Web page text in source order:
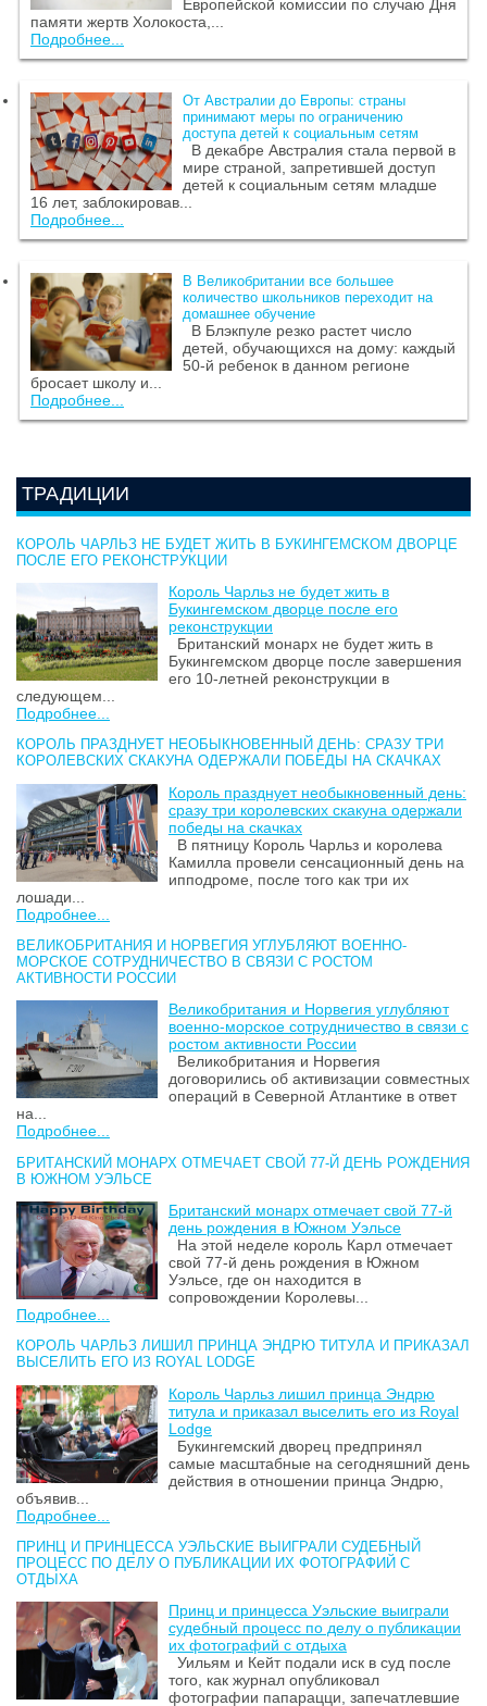
Европейской комиссии по случаю Дня
памяти жертв Холокоста,...
Подробнее...
От Австралии до Европы: страны
принимают меры по ограничению
доступа детей к социальным сетям
В декабре Австралия стала первой в
мире страной, запретившей доступ
детей к социальным сетям младше
16 лет, заблокировав...
Подробнее...
В Великобритании все большее
количество школьников переходит на
домашнее обучение
В Блэкпуле резко растет число
детей, обучающихся на дому: каждый
50-й ребенок в данном регионе
бросает школу и...
Подробнее...
ТРАДИЦИИ
КОРОЛЬ ЧАРЛЬЗ НЕ БУДЕТ ЖИТЬ В БУКИНГЕМСКОМ ДВОРЦЕ
ПОСЛЕ ЕГО РЕКОНСТРУКЦИИ
Король Чарльз не будет жить в
Букингемском дворце после его
реконструкции
Британский монарх не будет жить в
Букингемском дворце после завершения
его 10-летней реконструкции в
следующем...
Подробнее...
КОРОЛЬ ПРАЗДНУЕТ НЕОБЫКНОВЕННЫЙ ДЕНЬ: СРАЗУ ТРИ
КОРОЛЕВСКИХ СКАКУНА ОДЕРЖАЛИ ПОБЕДЫ НА СКАЧКАХ
Король празднует необыкновенный день:
сразу три королевских скакуна одержали
победы на скачках
В пятницу Король Чарльз и королева
Камилла провели сенсационный день на
ипподроме, после того как три их
лошади...
Подробнее...
ВЕЛИКОБРИТАНИЯ И НОРВЕГИЯ УГЛУБЛЯЮТ ВОЕННО-
МОРСКОЕ СОТРУДНИЧЕСТВО В СВЯЗИ С РОСТОМ
АКТИВНОСТИ РОССИИ
Великобритания и Норвегия углубляют
военно-морское сотрудничество в связи с
ростом активности России
Великобритания и Норвегия
договорились об активизации совместных
операций в Северной Атлантике в ответ
на...
Подробнее...
БРИТАНСКИЙ МОНАРХ ОТМЕЧАЕТ СВОЙ 77-Й ДЕНЬ РОЖДЕНИЯ
В ЮЖНОМ УЭЛЬСЕ
Британский монарх отмечает свой 77-й
день рождения в Южном Уэльсе
На этой неделе король Карл отмечает
свой 77-й день рождения в Южном
Уэльсе, где он находится в
сопровождении Королевы...
Подробнее...
КОРОЛЬ ЧАРЛЬЗ ЛИШИЛ ПРИНЦА ЭНДРЮ ТИТУЛА И ПРИКАЗАЛ
ВЫСЕЛИТЬ ЕГО ИЗ ROYAL LODGE
Король Чарльз лишил принца Эндрю
титула и приказал выселить его из Royal
Lodge
Букингемский дворец предпринял
самые масштабные на сегодняшний день
действия в отношении принца Эндрю,
объявив...
Подробнее...
ПРИНЦ И ПРИНЦЕССА УЭЛЬСКИЕ ВЫИГРАЛИ СУДЕБНЫЙ
ПРОЦЕСС ПО ДЕЛУ О ПУБЛИКАЦИИ ИХ ФОТОГРАФИЙ С
ОТДЫХА
Принц и принцесса Уэльские выиграли
судебный процесс по делу о публикации
их фотографий с отдыха
Уильям и Кейт подали иск в суд после
того, как журнал опубликовал
фотографии папарацци, запечатлевшие